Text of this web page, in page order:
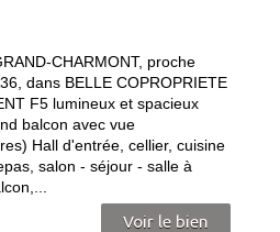
CHARMONT, proche
dans BELLE COPROPRIETE
F5 lumineux et spacieux
balcon avec vue
Hall d'entrée, cellier, cuisine
salon - séjour - salle à
Voir le bien